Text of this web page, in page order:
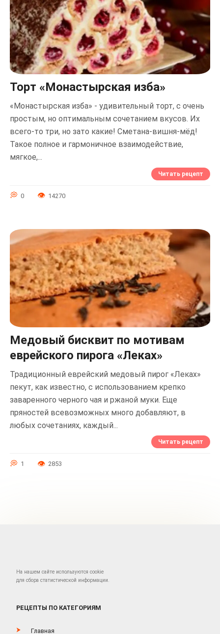
Торт «Монастырская изба»
«Монастырская изба» - удивительный торт, с очень
простым, но оптимальным сочетанием вкусов. Их
всего-то три, но зато какие! Сметана-вишня-мёд!
Такое полное и гармоничное взаимодействие,
мягкое,...
Читать рецепт
0 14270
Медовый бисквит по мотивам
еврейского пирога «Леках»
Традиционный еврейский медовый пирог «Леках»
пекут, как известно, с использованием крепко
заваренного черного чая и ржаной муки. Еще
пряностей всевозможных много добавляют, в
любых сочетаниях, каждый...
Читать рецепт
1 2853
На нашем сайте используются cookie
для сбора статистической информации.
РЕЦЕПТЫ ПО КАТЕГОРИЯМ
Главная